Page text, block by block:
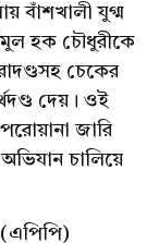
বাঁশখালী যুগ্ম
হক চৌধুরীকে
চেকের
দেয়। ওই
জারি
চালিয়ে